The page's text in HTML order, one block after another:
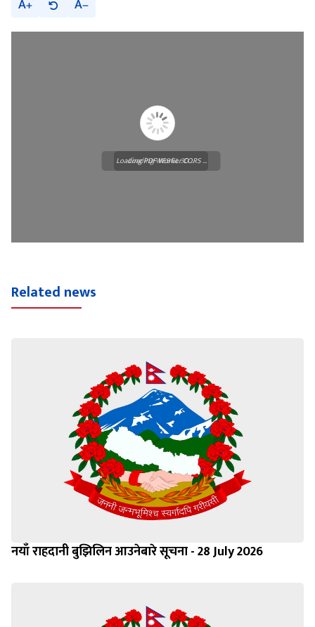
A A
Loading WEBGL 3D ...
Loading PDF Worker CORS ...
Related news
नयाँ राहदानी बुझिलिन आउनेबारे सूचना - 28 July 2026